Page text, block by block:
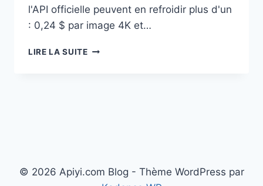
l'API officielle peuvent en refroidir plus d'un
: 0,24 $ par image 4K et…
LIRE LA SUITENANO
ÉCONOMISER
© 2026 Apiyi.com Blog - Thème WordPress par